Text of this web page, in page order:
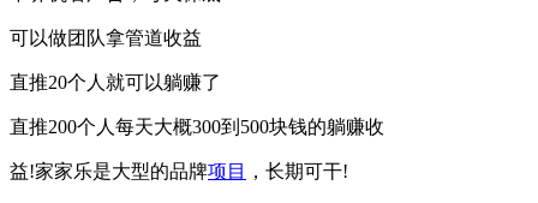
可以做团队拿管道收益
直推20个人就可以躺赚了
直推200个人每天大概300到500块钱的躺赚收
益!家家乐是大型的品牌项目 ，长期可干!